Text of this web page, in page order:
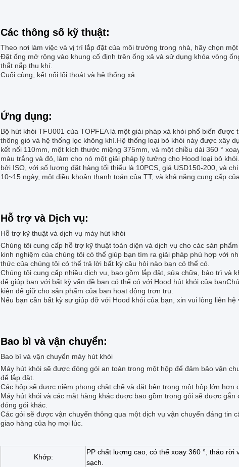
Các thông số kỹ thuật:
Theo nơi làm việc và vị trí lắp đặt của môi trường trong nhà, hãy chọn
Đặt ống mở rộng vào khung cố định trên ống xả và sử dụng khóa vòng
thắt nắp thu khí.
Cuối cùng, kết nối lối thoát và hệ thống xả.
Ứng dụng:
Bộ hút khói TFU001 của TOPFEA là một giải pháp xả khói phổ biến
thông gió và hệ thống lọc không khí.Hệ thống loại bỏ khói này được xây
kết nối 110mm, một kích thước miệng 375mm, và một chiều dài 360 °
màu trắng và đỏ, làm cho nó một giải pháp lý tưởng cho Hood loại bỏ
bởi ISO, với số lượng đặt hàng tối thiểu là 10PCS, giá USD150-200, và
10~15 ngày, một điều khoản thanh toán của TT, và khả năng cung cấp
Hỗ trợ và Dịch vụ:
Hỗ trợ kỹ thuật và dịch vụ máy hút khói
Chúng tôi cung cấp hỗ trợ kỹ thuật toàn diện và dịch vụ cho các sản
kinh nghiệm của chúng tôi có thể giúp bạn tìm ra giải pháp phù hợp với
thức của chúng tôi có thể trả lời bất kỳ câu hỏi nào bạn có thể có.
Chúng tôi cung cấp nhiều dịch vụ, bao gồm lắp đặt, sửa chữa, bảo trì và
để giúp bạn với bất kỳ vấn đề bạn có thể có với Hood hút khói của
kiện để giữ cho sản phẩm của bạn hoạt động trơn tru.
Nếu bạn cần bất kỳ sự giúp đỡ với Hood khói của bạn, xin vui lòng liên
Bao bì và vận chuyển:
Bao bì và vận chuyển máy hút khói
Máy hút khói sẽ được đóng gói an toàn trong một hộp để đảm bảo vận
để lắp đặt.
Các hộp sẽ được niêm phong chặt chẽ và đặt bên trong một hộp lớn hơn
Máy hút khói và các mặt hàng khác được bao gồm trong gói sẽ được
đóng gói khác.
Các gói sẽ được vận chuyển thông qua một dịch vụ vận chuyển đáng tin
giao hàng của họ mọi lúc.
Khớp:
PP chất lượng cao, có thể xoay 360 °, tháo rời
sạch.